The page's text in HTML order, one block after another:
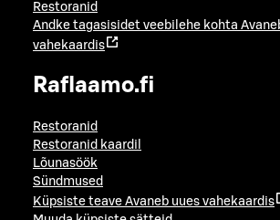
Restoranid
Andke tagasisidet veebilehe kohta
vahekaardis
Raflaamo.fi
Restoranid
Restoranid kaardil
Lõunasöök
Sündmused
Küpsiste teave Avaneb uues vahekaardis